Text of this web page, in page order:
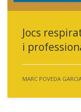
Jocs
i
MARC POVEDA